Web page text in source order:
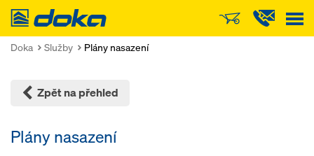
Doka
Doka Služby Plány nasazení
Zpět na přehled
Plány nasazení